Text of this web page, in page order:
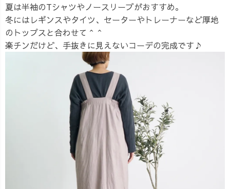
夏は半袖のTシャツやノースリーブがおすすめ。
冬にはレギンスやタイツ、セーターやトレーナーなど厚地
のトップスと合わせて＾＾
楽チンだけど、手抜きに見えないコーデの完成です♪